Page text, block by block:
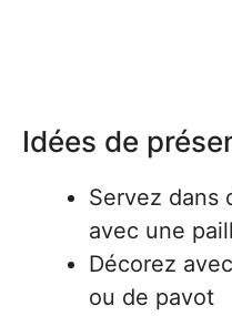
Idées de
Servez dans
avec une
Décorez
ou de pavot